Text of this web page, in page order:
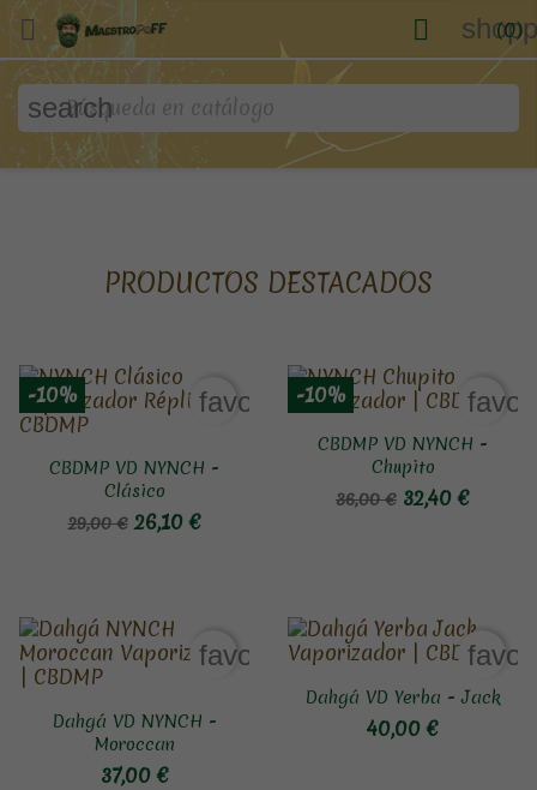
 (0)

search
PRODUCTOS DESTACADOS
CBDMP VD NYNCH -
Clásico
29,00 € 26,10 €
-10% favorite_border
CBDMP VD NYNCH -
Chupito
36,00 € 32,40 €
-10%
Dahgá VD NYNCH -
Moroccan
37,00 €
favorite_border
Dahgá VD Yerba - Jack
40,00 €